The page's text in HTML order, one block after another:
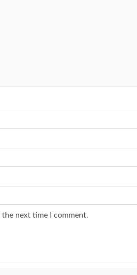
next time I comment.